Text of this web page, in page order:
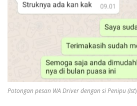
Potongan pesan WA Driver dengan si Penipu (Ist)